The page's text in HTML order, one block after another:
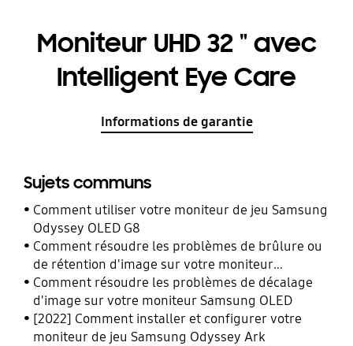
Moniteur UHD 32 " avec
Intelligent Eye Care
Informations de garantie
Sujets communs
Comment utiliser votre moniteur de jeu Samsung
Odyssey OLED G8
Comment résoudre les problèmes de brûlure ou
de rétention d'image sur votre moniteur
Samsung OLED
Comment résoudre les problèmes de décalage
d'image sur votre moniteur Samsung OLED
[2022] Comment installer et configurer votre
moniteur de jeu Samsung Odyssey Ark